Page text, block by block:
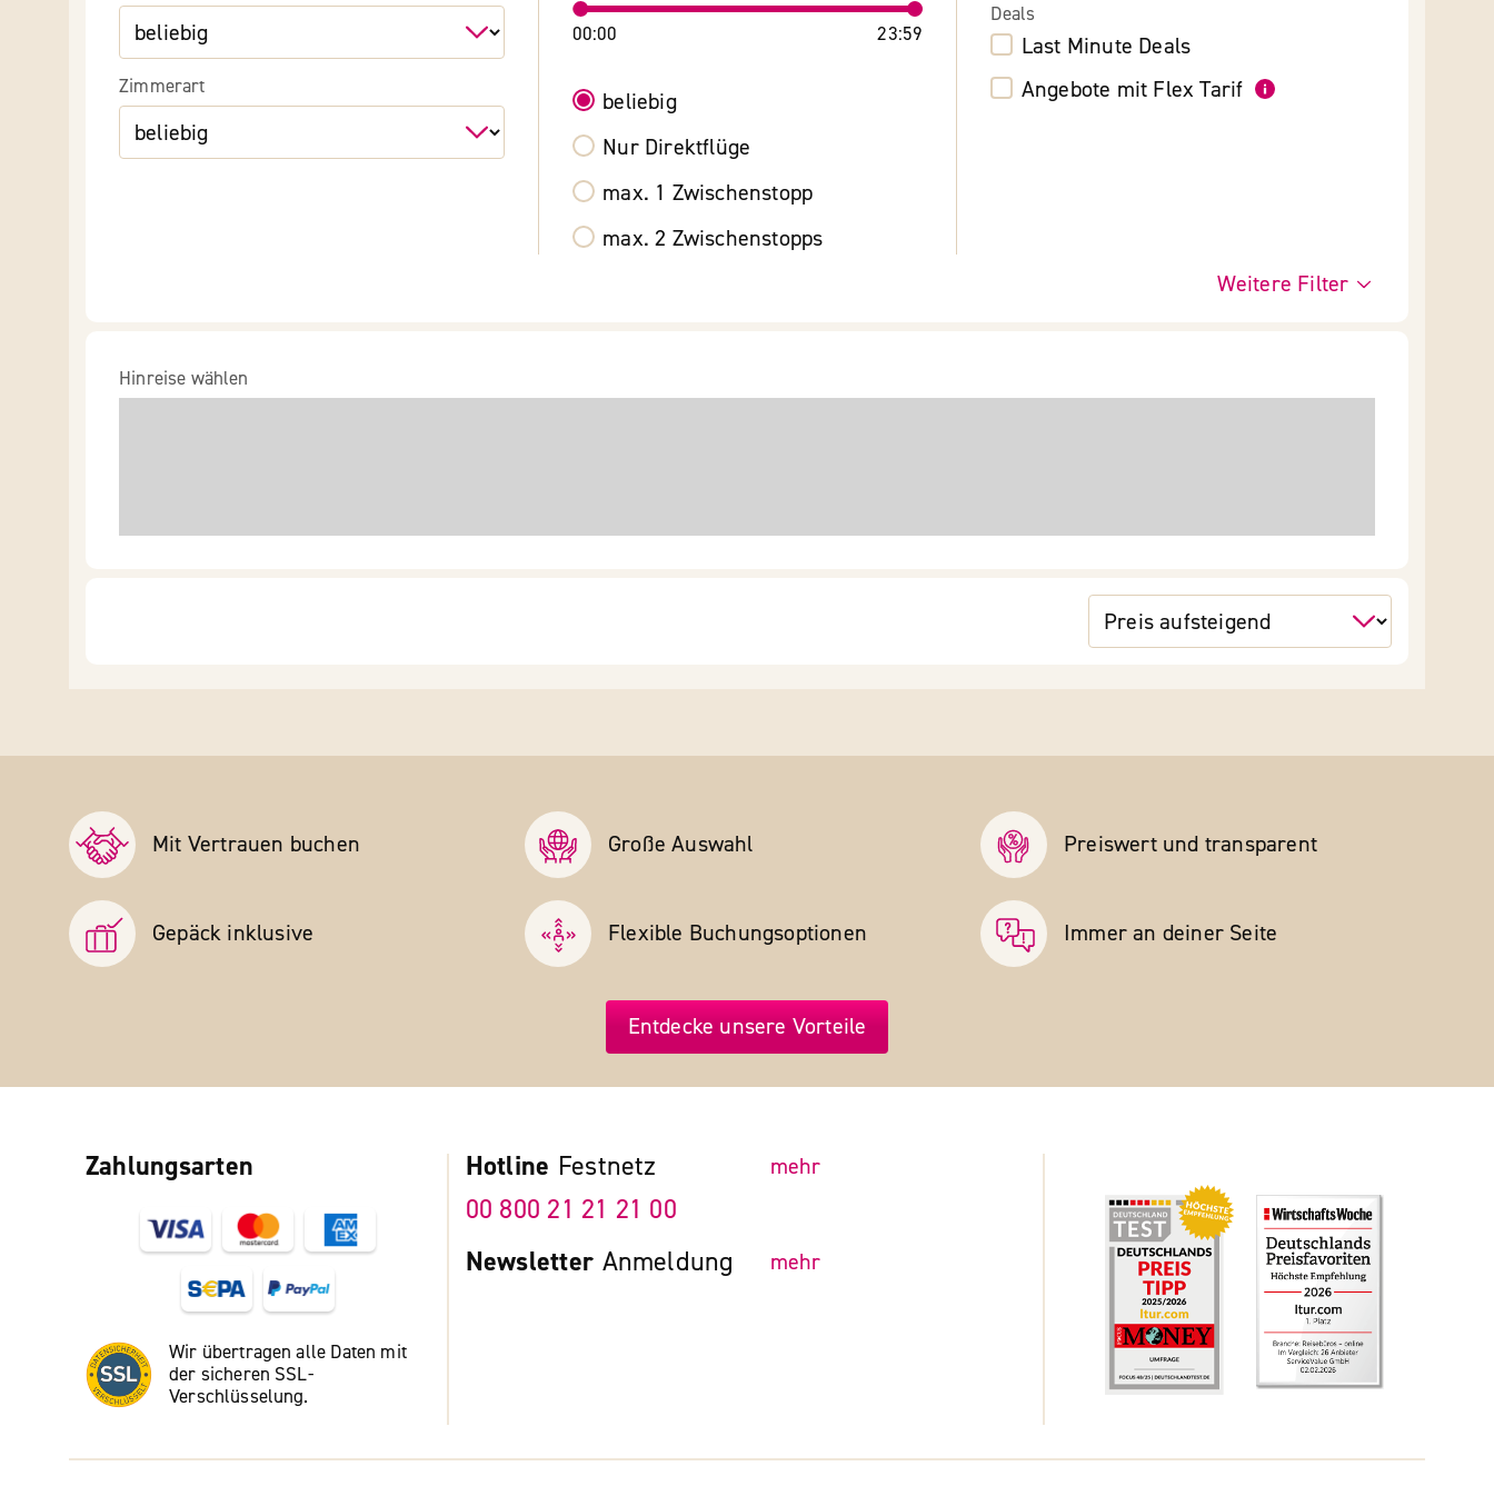
Zimmerart
00:00 23:59
beliebig
Nur Direktflüge
max. 1 Zwischenstopp
max. 2 Zwischenstopps
Deals
Last Minute Deals
Angebote mit Flex Tarif
Weitere Filter
Hinreise wählen
Mit Vertrauen buchen Große Auswahl Preiswert und transparent
Gepäck inklusive Flexible Buchungs­optionen Immer an deiner Seite
Entdecke unsere Vorteile
Zahlungsarten
Wir übertragen alle Daten mit
der sicheren SSL-
Verschlüsselung.
Hotline Festnetz mehr
00 800 21 21 21 00
Newsletter Anmeldung mehr